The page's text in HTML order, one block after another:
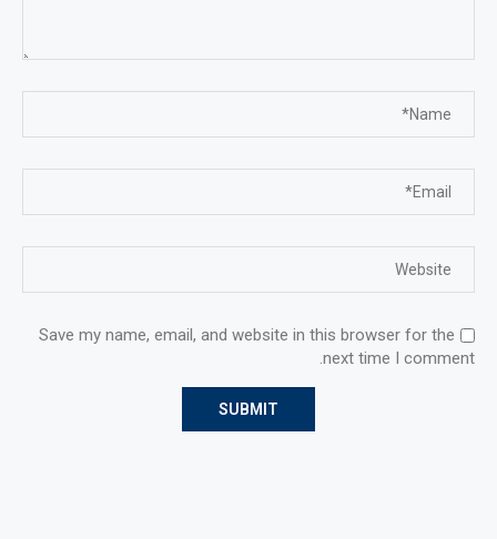
Save my name, email, and website in this browser for the
next time I comment.